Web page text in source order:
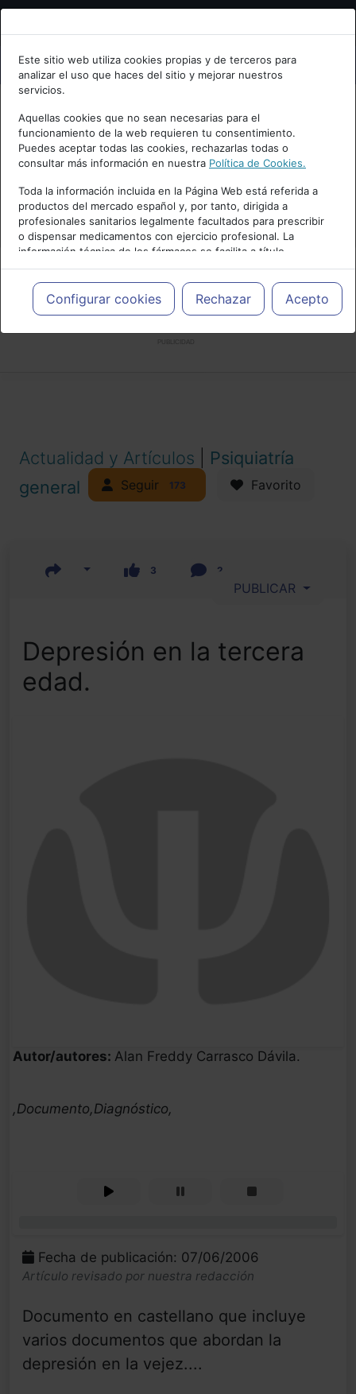
Bienvenid@ a psiquiatria.com
Escribe tu Email
Accede o regístrate con tu email.
Cancelar
Este sitio web utiliza cookies propias y de terceros para
analizar el uso que haces del sitio y mejorar nuestros
servicios.
Aquellas cookies que no sean necesarias para el
funcionamiento de la web requieren tu consentimiento.
Puedes aceptar todas las cookies, rechazarlas todas o
consultar más información en nuestra Política de Cookies.
Toda la información incluida en la Página Web está referida a
productos del mercado español y, por tanto, dirigida a
profesionales sanitarios legalmente facultados para prescribir
o dispensar medicamentos con ejercicio profesional. La
información técnica de los fármacos se facilita a título
meramente informativo, siendo responsabilidad de los
profesionales facultados prescribir medicamentos y decidir, en
cada caso concreto, el tratamiento más adecuado a las
necesidades del paciente.
Configurar cookies Rechazar Acepto
Actualidad y Artículos
Psiquiatría
general
Seguir 173 Favorito
3 2
PUBLICAR
Depresión en la tercera
edad.
Autor/autores: Alan Freddy Carrasco Dávila.
,Documento,Diagnóstico,
Fecha de publicación: 07/06/2006
Artículo revisado por nuestra redacción
Documento en castellano que incluye
varios documentos que abordan la
depresión en la vejez....